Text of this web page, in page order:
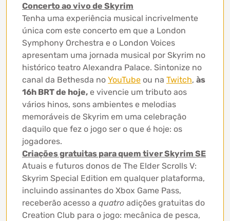
Concerto ao vivo de Skyrim
Tenha uma experiência musical incrivelmente
única com este concerto em que a London
Symphony Orchestra e o London Voices
apresentam uma jornada musical por Skyrim no
histórico teatro Alexandra Palace. Sintonize no
canal da Bethesda no YouTube ou na Twitch, às
16h BRT de hoje, e vivencie um tributo aos
vários hinos, sons ambientes e melodias
memoráveis de Skyrim em uma celebração
daquilo que fez o jogo ser o que é hoje: os
jogadores.
Criações gratuitas para quem tiver Skyrim SE
Atuais e futuros donos de The Elder Scrolls V:
Skyrim Special Edition em qualquer plataforma,
incluindo assinantes do Xbox Game Pass,
receberão acesso a quatro adições gratuitas do
Creation Club para o jogo: mecânica de pesca,